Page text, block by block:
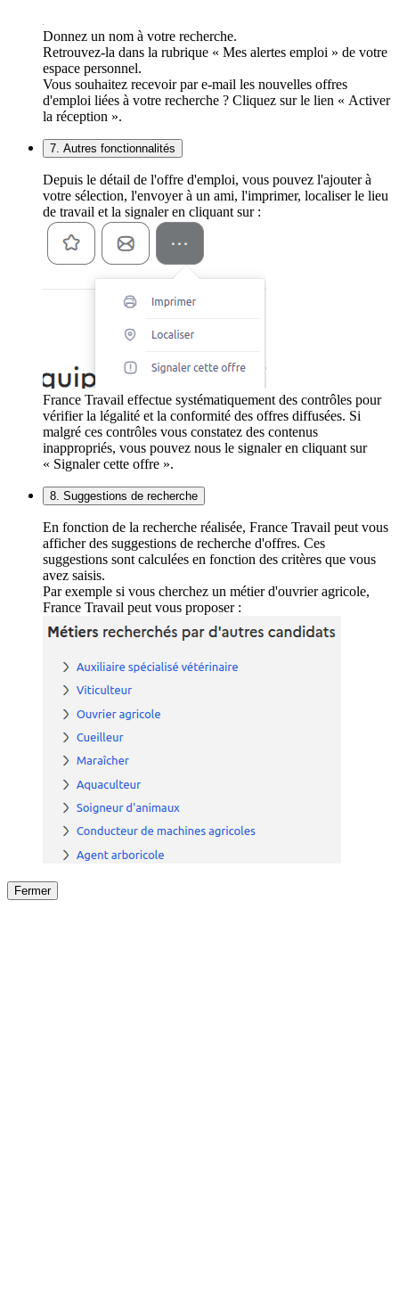
Donnez un nom à votre recherche.
Retrouvez-la dans la rubrique « Mes alertes emploi » de votre
espace personnel.
Vous souhaitez recevoir par e-mail les nouvelles offres
d'emploi liées à votre recherche ? Cliquez sur le lien « Activer
la réception ».
7. Autres fonctionnalités
Depuis le détail de l'offre d'emploi, vous pouvez l'ajouter à
votre sélection, l'envoyer à un ami, l'imprimer, localiser le lieu
de travail et la signaler en cliquant sur :
France Travail effectue systématiquement des contrôles pour
vérifier la légalité et la conformité des offres diffusées. Si
malgré ces contrôles vous constatez des contenus
inappropriés, vous pouvez nous le signaler en cliquant sur
« Signaler cette offre ».
8. Suggestions de recherche
En fonction de la recherche réalisée, France Travail peut vous
afficher des suggestions de recherche d'offres. Ces
suggestions sont calculées en fonction des critères que vous
avez saisis.
Par exemple si vous cherchez un métier d'ouvrier agricole,
France Travail peut vous proposer :
Fermer